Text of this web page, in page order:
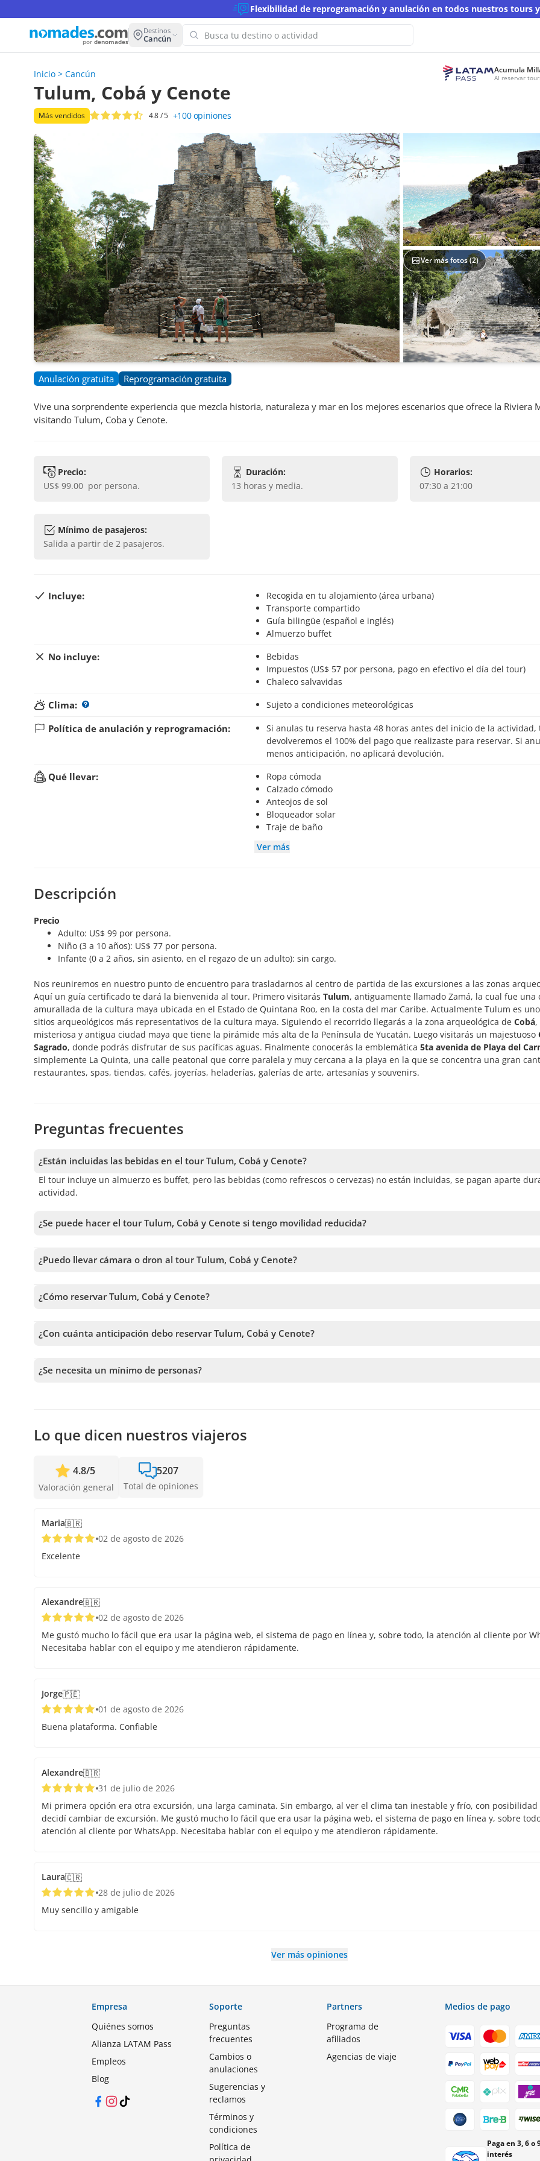
Flexibilidad de reprogramación y anulación en todos nuestros tours
por denomades
Destinos
Cancún
para esta búsqueda
Intenta con otra palabra clave
Ver más fotos (2)
Acumula
Al reservar
Inicio > Cancún
Tulum, Cobá y Cenote
Más vendidos 4.8/ 5 +100 opiniones
Anulación gratuita Reprogramación gratuita
Vive una sorprendente experiencia que mezcla historia, naturaleza y mar en los mejores escenarios que ofrece la Riviera
visitando Tulum, Coba y Cenote.
Precio:
US$ 99.00 por persona.
Duración:
13 horas y media.
Horarios:
07:30 a 21:00
Mínimo de pasajeros:
Salida a partir de 2 pasajeros.
Incluye:
Recogida en tu alojamiento (área urbana)
Transporte compartido
Guía bilingüe (español e inglés)
Almuerzo buffet
No incluye:
Bebidas
Impuestos (US$ 57 por persona, pago en efectivo el día del tour)
Chaleco salvavidas
Clima: Sujeto a condiciones meteorológicas
Política de anulación y reprogramación:
Si anulas tu reserva hasta 48 horas antes del inicio de la actividad, te
devolveremos el 100% del pago que realizaste para reservar. Si
menos anticipación, no aplicará devolución.
Qué llevar:
Ropa cómoda
Calzado cómodo
Anteojos de sol
Bloqueador solar
Traje de baño
Ver más
Descripción
Precio
Adulto: US$ 99 por persona.
Niño (3 a 10 años): US$ 77 por persona.
Infante (0 a 2 años, sin asiento, en el regazo de un adulto): sin cargo.
Nos reuniremos en nuestro punto de encuentro para trasladarnos al centro de partida de las excursiones a las zonas
Aquí un guía certificado te dará la bienvenida al tour. Primero visitarás Tulum, antiguamente llamado Zamá, la cual fue una
amurallada de la cultura maya ubicada en el Estado de Quintana Roo, en la costa del mar Caribe. Actualmente Tulum es
sitios arqueológicos más representativos de la cultura maya. Siguiendo el recorrido llegarás a la zona arqueológica de Cobá,
misteriosa y antigua ciudad maya que tiene la pirámide más alta de la Península de Yucatán. Luego visitarás un majestuoso
Sagrado, donde podrás disfrutar de sus pacíficas aguas. Finalmente conocerás la emblemática 5ta avenida de Playa del
simplemente La Quinta, una calle peatonal que corre paralela y muy cercana a la playa en la que se concentra una gran
restaurantes, spas, tiendas, cafés, joyerías, heladerías, galerías de arte, artesanías y souvenirs.
Preguntas frecuentes
¿Están incluidas las bebidas en el tour Tulum, Cobá y Cenote?
El tour incluye un almuerzo es buffet, pero las bebidas (como refrescos o cervezas) no están incluidas, se pagan aparte
actividad.
¿Se puede hacer el tour Tulum, Cobá y Cenote si tengo movilidad reducida?
movilidad reducida o que requieran silla de ruedas.
¿Puedo llevar cámara o dron al tour Tulum, Cobá y Cenote?
adicional directamente en los sitios arqueológicos, por lo que te recomendamos llevar dinero extra.
¿Cómo reservar Tulum, Cobá y Cenote?
antes de confirmar tu reserva.
¿Con cuánta anticipación debo reservar Tulum, Cobá y Cenote?
anticipación posible para asegurar los cupos.
¿Se necesita un mínimo de personas?
Lo que dicen nuestros viajeros
4.8/5
Valoración general
5207
Total de opiniones
Maria🇧🇷
02 de agosto de 2026
Excelente
Alexandre🇧🇷
02 de agosto de 2026
Me gustó mucho lo fácil que era usar la página web, el sistema de pago en línea y, sobre todo, la atención al cliente por
Necesitaba hablar con el equipo y me atendieron rápidamente.
Jorge🇵🇪
01 de agosto de 2026
Buena plataforma. Confiable
Alexandre🇧🇷
31 de julio de 2026
Mi primera opción era otra excursión, una larga caminata. Sin embargo, al ver el clima tan inestable y frío, con posibilidad
decidí cambiar de excursión. Me gustó mucho lo fácil que era usar la página web, el sistema de pago en línea y, sobre
atención al cliente por WhatsApp. Necesitaba hablar con el equipo y me atendieron rápidamente.
Laura🇨🇷
28 de julio de 2026
Muy sencillo y amigable
Ver más opiniones
Empresa
Quiénes somos
Alianza LATAM Pass
Empleos
Blog
Facebook
Instagram
TikTok
Soporte
Preguntas
frecuentes
Cambios o
anulaciones
Sugerencias y
reclamos
Términos y
condiciones
Política de
Partners
Programa de
afiliados
Agencias de viaje
Medios de pago
Paga en 3, 6 o
interés